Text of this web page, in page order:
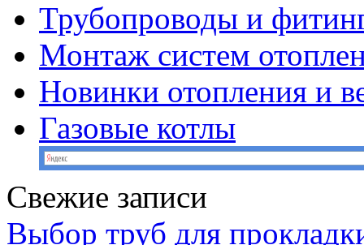
Трубопроводы и
Монтаж систем
Новинки отопления и
Газовые котлы
Свежие записи
Выбор труб для